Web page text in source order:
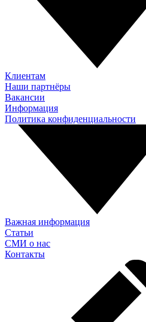
Клиентам
Наши партнёры
Вакансии
Информация
Политика конфиденциальности
Важная информация
Статьи
СМИ о нас
Контакты